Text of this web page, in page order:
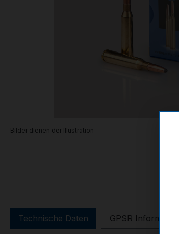
Bilder dienen der Illustration
Technische Daten GPSR Information